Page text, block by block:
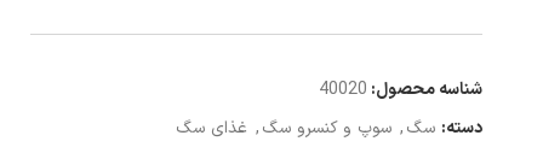
شناسه محصول: 40020
دسته: سگ, سوپ و کنسرو سگ, غذای سگ